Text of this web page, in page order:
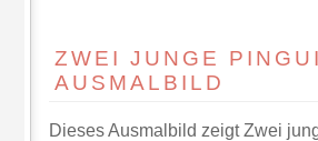
ZWEI JUNGE
AUSMALBILD
Dieses Ausmalbild zeigt Zwei